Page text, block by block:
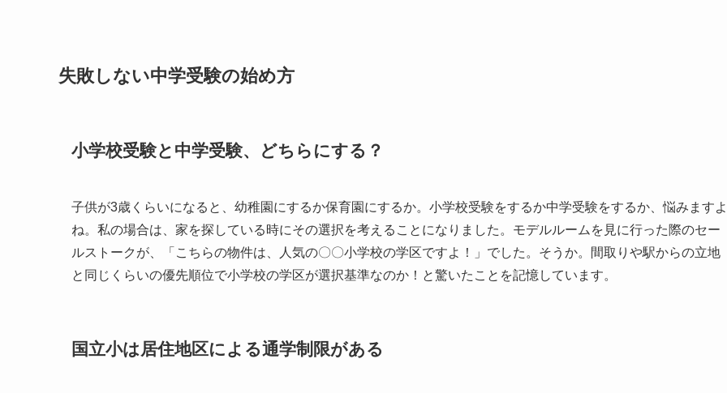
失敗しない中学受験の始め方
小学校受験と中学受験、どちらにする？
子供が3歳くらいになると、幼稚園にするか保育園にするか。小学校受験をするか中学受験をするか、悩みますよ
ね。私の場合は、家を探している時にその選択を考えることになりました。モデルルームを見に行った際のセー
ルストークが、「こちらの物件は、人気の〇〇小学校の学区ですよ！」でした。そうか。間取りや駅からの立地
と同じくらいの優先順位で小学校の学区が選択基準なのか！と驚いたことを記憶しています。
国立小は居住地区による通学制限がある